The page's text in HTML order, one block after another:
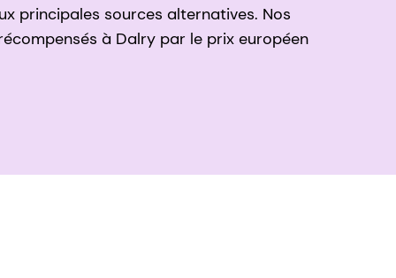
principales sources alternatives. Nos
à Dalry par le prix européen